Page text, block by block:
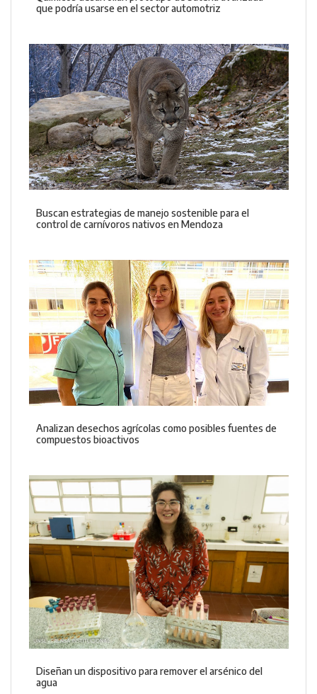
que podría usarse en el sector automotriz
Buscan estrategias de manejo sostenible para el
control de carnívoros nativos en Mendoza
Analizan desechos agrícolas como posibles fuentes de
compuestos bioactivos
Diseñan un dispositivo para remover el arsénico del
agua